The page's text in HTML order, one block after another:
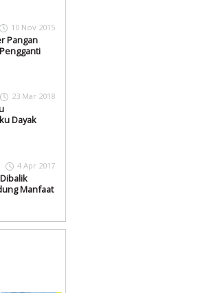
10 Nov 2015
Pangan
23 Mar 2018
Dayak
4 Apr 2017
Manfaat